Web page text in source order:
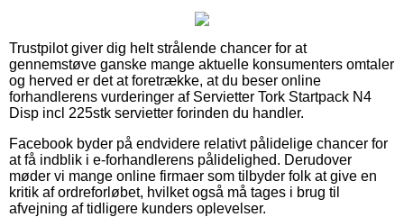
Trustpilot giver dig helt strålende chancer for at
gennemstøve ganske mange aktuelle konsumenters omtaler
og herved er det at foretrække, at du beser online
forhandlerens vurderinger af Servietter Tork Startpack N4
Disp incl 225stk servietter forinden du handler.
Facebook byder på endvidere relativt pålidelige chancer for
at få indblik i e-forhandlerens pålidelighed. Derudover
møder vi mange online firmaer som tilbyder folk at give en
kritik af ordreforløbet, hvilket også må tages i brug til
afvejning af tidligere kunders oplevelser.